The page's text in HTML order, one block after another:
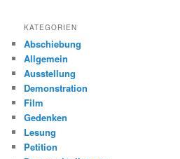
KATEGORIEN
Abschiebung
Allgemein
Ausstellung
Demonstration
Film
Gedenken
Lesung
Petition